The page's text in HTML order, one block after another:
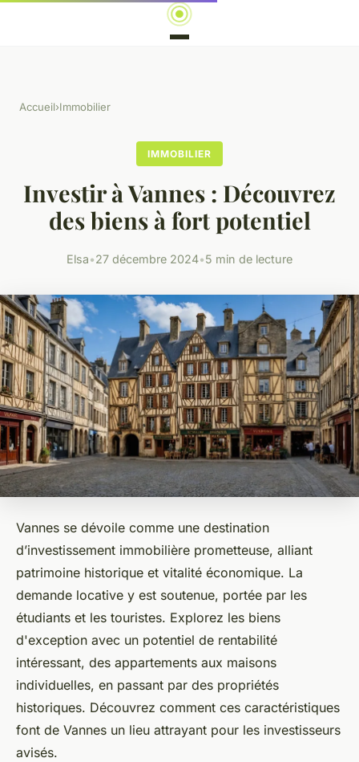
Accueil›Immobilier
IMMOBILIER
Investir à Vannes : Découvrez
des biens à fort potentiel
Elsa•27 décembre 2024•5 min de lecture
Vannes se dévoile comme une destination
d’investissement immobilière prometteuse, alliant
patrimoine historique et vitalité économique. La
demande locative y est soutenue, portée par les
étudiants et les touristes. Explorez les biens
d'exception avec un potentiel de rentabilité
intéressant, des appartements aux maisons
individuelles, en passant par des propriétés
historiques. Découvrez comment ces caractéristiques
font de Vannes un lieu attrayant pour les investisseurs
avisés.